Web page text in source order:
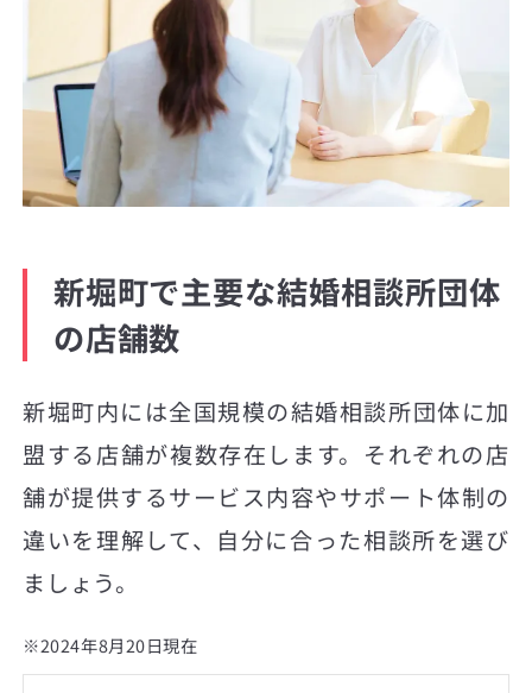
新堀町で主要な結婚相談所団体
の店舗数
新堀町内には全国規模の結婚相談所団体に加
盟する店舗が複数存在します。それぞれの店
舗が提供するサービス内容やサポート体制の
違いを理解して、自分に合った相談所を選び
ましょう。
※2024年8月20日現在